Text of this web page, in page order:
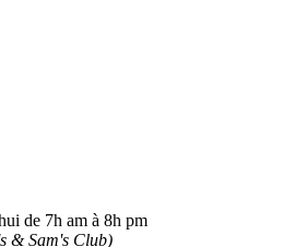
de 7h am à 8h pm
& Sam's Club)